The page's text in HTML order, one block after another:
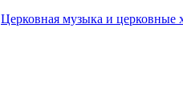
Церковная музыка и церковные